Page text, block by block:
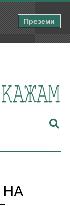
Преземи